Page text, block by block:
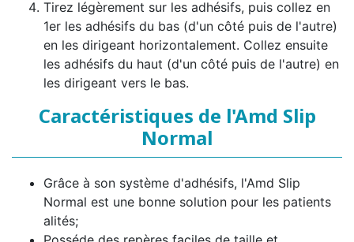
Tirez légèrement sur les adhésifs, puis collez en
1er les adhésifs du bas (d'un côté puis de l'autre)
en les dirigeant horizontalement. Collez ensuite
les adhésifs du haut (d'un côté puis de l'autre) en
les dirigeant vers le bas.
Caractéristiques de l'Amd Slip
Normal
Grâce à son système d'adhésifs, l'Amd Slip
Normal est une bonne solution pour les patients
alités;